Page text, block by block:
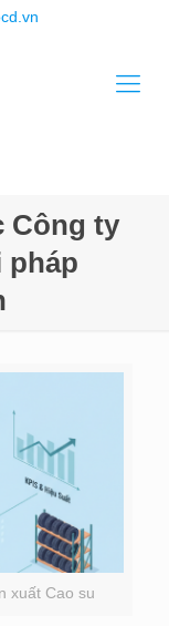
Công ty
pháp
xuất Cao su